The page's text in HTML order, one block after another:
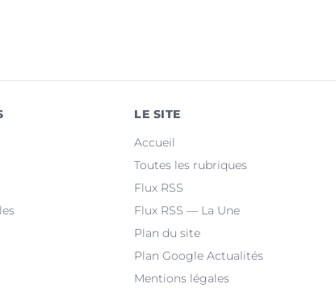
LE SITE
Accueil
Toutes les rubriques
Flux RSS
Flux RSS — La Une
Plan du site
Plan Google Actualités
Mentions légales